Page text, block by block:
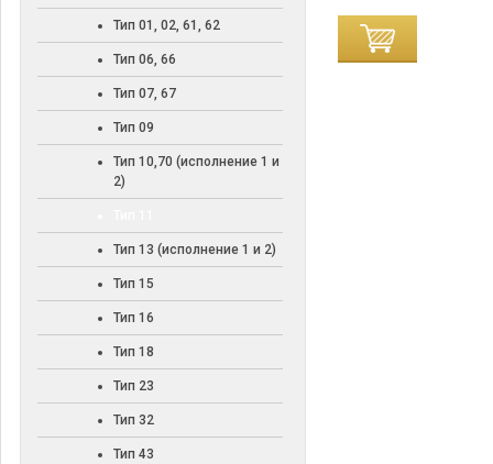
Тип 01, 02, 61, 62
Тип 06, 66
Тип 07, 67
Тип 09
Тип 10,70 (исполнение 1 и
2)
Тип 13 (исполнение 1 и 2)
Тип 15
Тип 16
Тип 18
Тип 23
Тип 32
Тип 43